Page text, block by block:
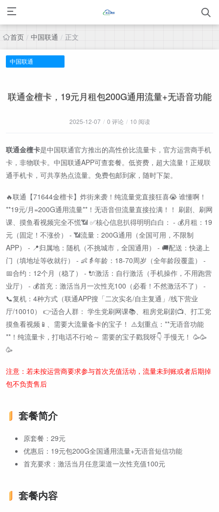
首页 / 中国联通 / 正文
中国联通
联通金檀卡，19元月租包200G通用流量+无语音功能
2025-12-07 / 0 评论 / 10 阅读
联通金檀卡是中国联通官方推出的高性价比流量卡，官方运营商手机
卡，非物联卡。中国联通APP可查套餐。低资费，超大流量！正规联
通手机卡，可共享热点流量。免费包邮到家，随时下架。
🔥联通【71644金檀卡】炸街来袭！纯流量党直接狂喜😭 谁懂啊！
**19元/月=200G通用流量**！无语音但流量直接拉满！！ 刷剧、刷网
课、摸鱼看视频完全不慌📶 ✅核心信息扒得明明白白： - 💰月租：19
元（固定！不涨价） - 📶流量：200G通用（全国可用，不限制
APP） - 📍归属地：随机（不挑城市，全国通用） - 🚚配送：快递上
门（填地址等收就行） - 👶👵年龄：18-70周岁（全年龄段覆盖） -
📅合约：12个月（稳了） - 🔌激活：自行激活（手机操作，不用跑营
业厅） - 💰首充：激活当月一次性充100（必看！不然激活不了） -
📞复机：4种方式（联通APP搜「二次实名/自主复通」/线下营业
厅/10010） 👉适合人群： 学生党刷网课📚、租房党刷剧📺、打工党
摸鱼看视频📱、需要大流量备卡的宝子！ ⚠️划重点：**无语音功能
**！纯流量卡，打电话不行哈～ 需要的宝子戳我呀👇 手慢无！ 🥳🥳
🥳
注意：若未按运营商要求参与首次充值活动，流量未到账或者后期掉
包不负责售后
套餐简介
原套餐：29元
优惠后：19元包200G全国通用流量+无语音短信功能
首充要求：激活当月任意渠道一次性充值100元
套餐内容